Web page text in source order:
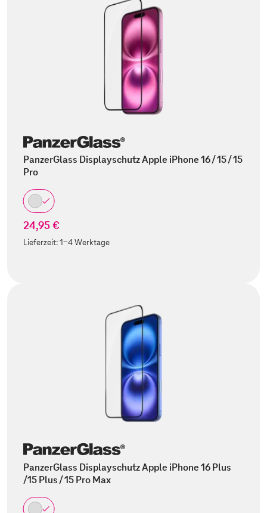
PanzerGlass Displayschutz Apple iPhone 16 / 15 / 15
Pro
24,95 €
Lieferzeit:1-4 Werktage
PanzerGlass Displayschutz Apple iPhone 16 Plus
/15 Plus / 15 Pro Max